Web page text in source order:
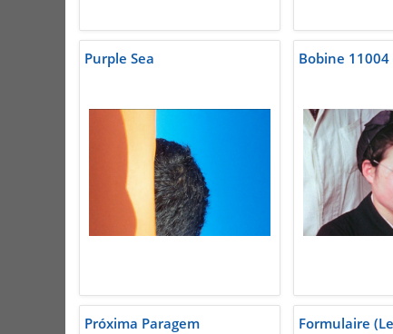
Purple Sea Bobine 11004
Próxima Paragem Formulaire